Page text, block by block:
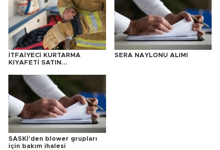
İTFAİYECİ KURTARMA
KIYAFETİ SATIN
SERA NAYLONU ALIMI
SASKİ'den blower grupları
için bakım ihalesi